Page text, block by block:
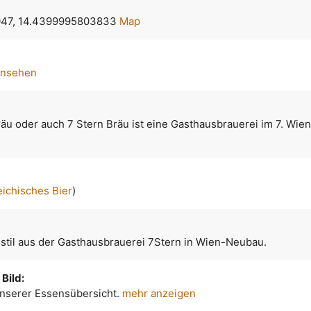
14.4399995803833 Map
oder auch 7 Stern Bräu ist eine Gasthausbrauerei im 7.
Bier)
aus der Gasthausbrauerei 7Stern in Wien-Neubau.
Bild:
Essensübersicht. mehr anzeigen